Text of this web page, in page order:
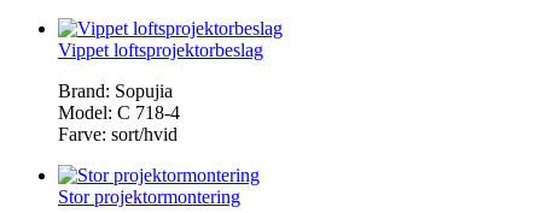
Vippet loftsprojektorbeslag
Brand: Sopujia
Model: C 718-4
Farve: sort/hvid
Stor projektormontering